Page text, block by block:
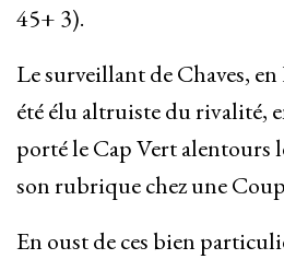
45+ 3).
Le surveillant de Chaves,
été élu altruiste du rivalité,
porté le Cap Vert alentours
son rubrique chez une
En oust de ces bien